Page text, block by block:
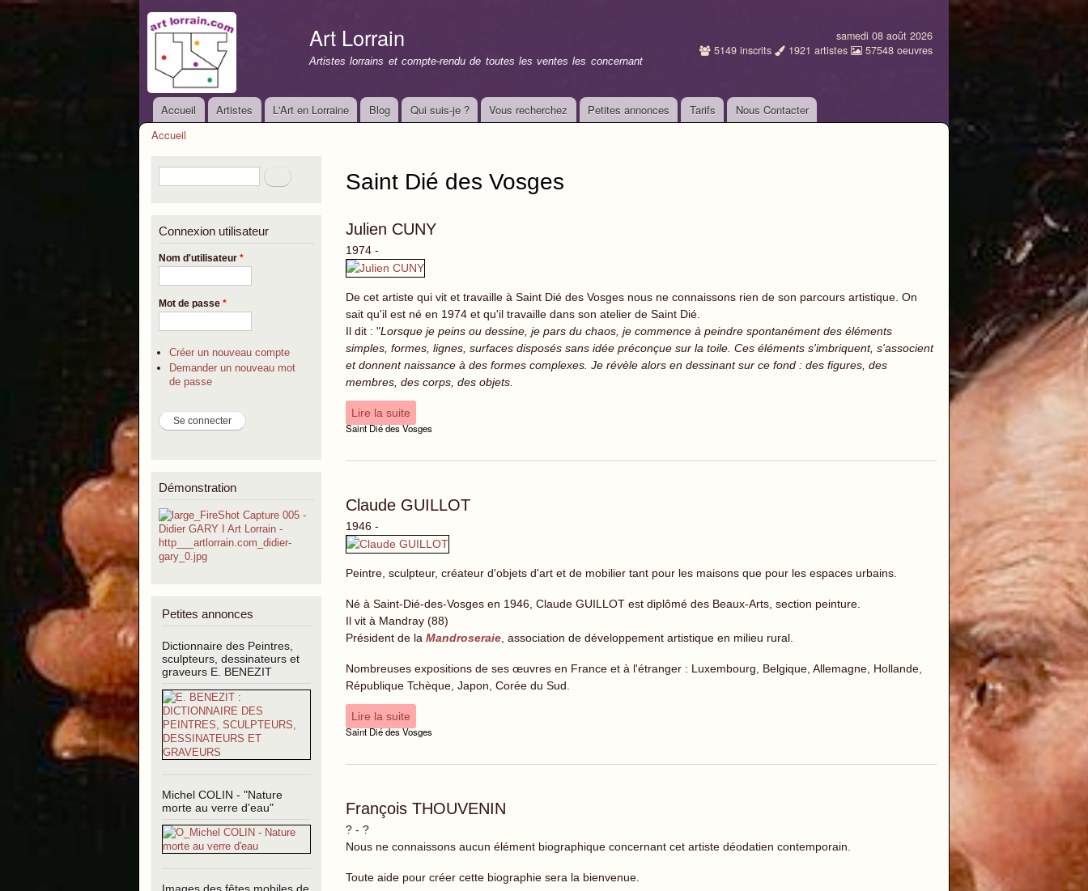
Art Lorrain
Artistes lorrains et compte-rendu de toutes les ventes les concernant
samedi 08 août 2026
5149 inscrits 1921 artistes 57548 oeuvres
Menu principal
Accueil Artistes L'Art en Lorraine Blog Qui suis-je ? Vous recherchez Petites annonces Tarifs Nous Contacter
Accueil
Formulaire de rechercheRechercher
Connexion utilisateur
Nom d'utilisateur *
Mot de passe *
Créer un nouveau compte
Demander un nouveau mot
de passe
Démonstration
Petites annonces
Dictionnaire des Peintres,
sculpteurs, dessinateurs et
graveurs E. BENEZIT
Michel COLIN - "Nature
morte au verre d'eau"
Saint Dié des Vosges
Julien CUNY
1974 -
De cet artiste qui vit et travaille à Saint Dié des Vosges nous ne connaissons rien de son parcours artistique. On
sait qu'il est né en 1974 et qu'il travaille dans son atelier de Saint Dié.
Il dit : "Lorsque je peins ou dessine, je pars du chaos, je commence à peindre spontanément des éléments
simples, formes, lignes, surfaces disposés sans idée préconçue sur la toile. Ces éléments s'imbriquent, s'associent
et donnent naissance à des formes complexes. Je révèle alors en dessinant sur ce fond : des figures, des
membres, des corps, des objets.
Lire la suite
Saint Dié des Vosges
Claude GUILLOT
1946 -
Peintre, sculpteur, créateur d'objets d'art et de mobilier tant pour les maisons que pour les espaces urbains.
Né à Saint-Dié-des-Vosges en 1946, Claude GUILLOT est diplômé des Beaux-Arts, section peinture.
Il vit à Mandray (88)
Président de la Mandroseraie , association de développement artistique en milieu rural.
Nombreuses expositions de ses œuvres en France et à l'étranger : Luxembourg, Belgique, Allemagne, Hollande,
République Tchèque, Japon, Corée du Sud.
Lire la suite
Saint Dié des Vosges
François THOUVENIN
? - ?
Nous ne connaissons aucun élément biographique concernant cet artiste déodatien contemporain.
Toute aide pour créer cette biographie sera la bienvenue.